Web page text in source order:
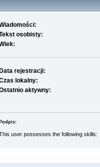
osobisty:
Data rejestracji:
lokalny:
aktywny:
Podpis:
user possesses the following skills: